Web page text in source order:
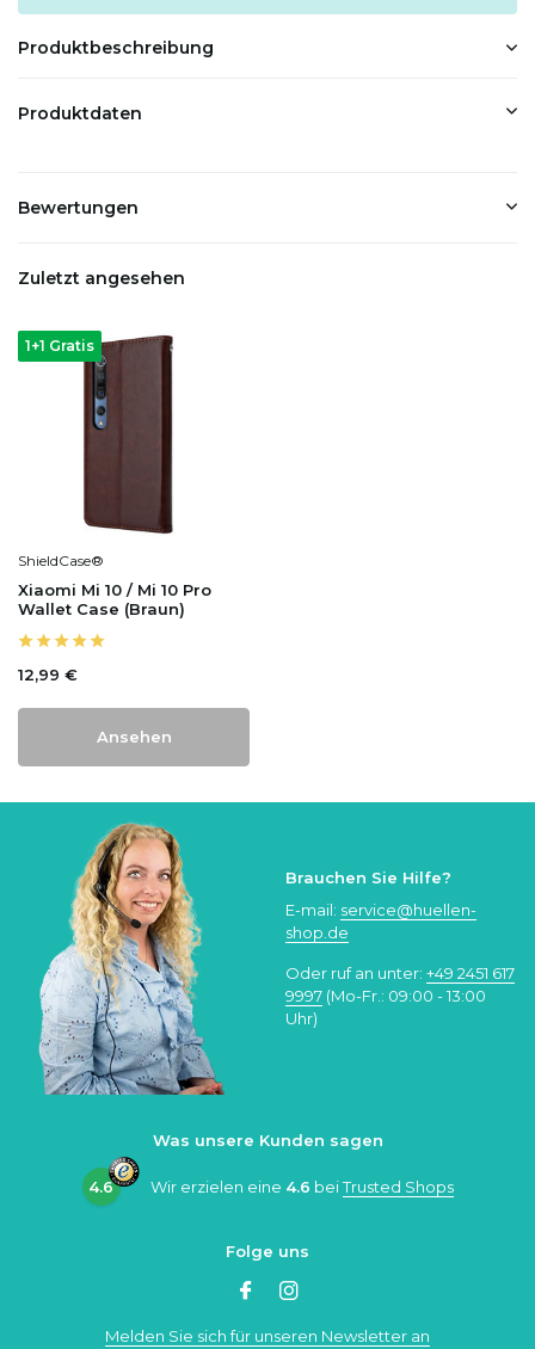
Produktbeschreibung
Produktdaten
Bewertungen
Zuletzt angesehen
1+1 Gratis
ShieldCase®
Xiaomi Mi 10 / Mi 10 Pro
Wallet Case (Braun)
12,99 €
Ansehen
Brauchen Sie Hilfe?
E-mail: service@huellen-
shop.de
Oder ruf an unter: +49 2451 617
9997 (Mo-Fr.: 09:00 - 13:00
Uhr)
Was unsere Kunden sagen
4.6 Wir erzielen eine 4.6 beiTrusted Shops
Folge uns
Melden Sie sich für unseren Newsletter an